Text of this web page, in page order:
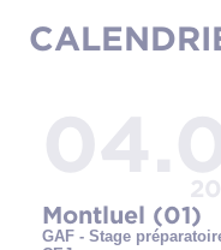
Montluel (01)
GAF - Stage